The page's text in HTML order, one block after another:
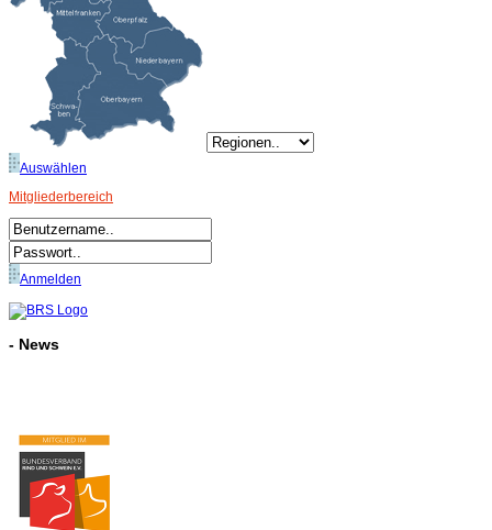
Auswählen
Mitgliederbereich
Anmelden
- News